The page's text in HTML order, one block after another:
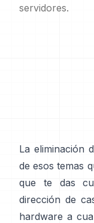
servidores.
La eliminación
de esos temas
que te das
dirección de
hardware a